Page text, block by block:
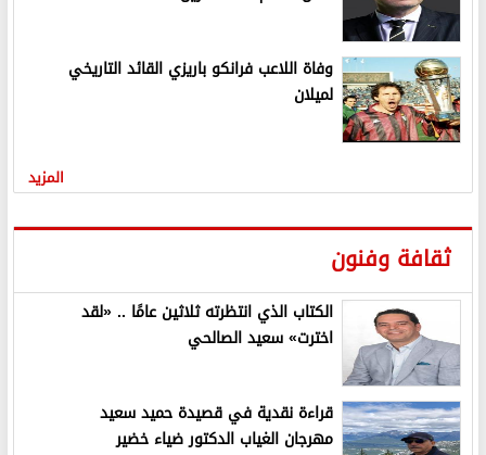
وفاة اللاعب فرانكو باريزي القائد التاريخي
لميلان
المزيد
ثقافة وفنون
الكتاب الذي انتظرته ثلاثين عامًا .. «لقد
اخترت» سعيد الصالحي
قراءة نقدية في قصيدة حميد سعيد
مهرجان الغياب الدكتور ضياء خضير